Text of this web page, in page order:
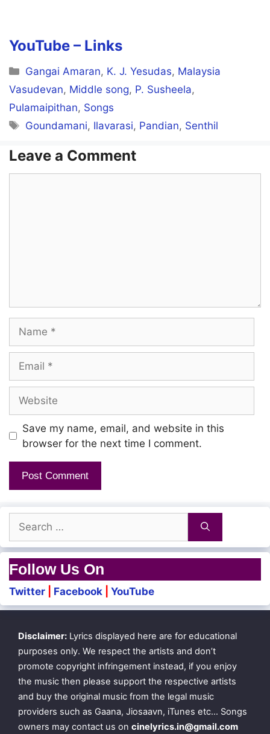
Haa Aa… Aa aa… Aa aa…
Poongaaththae…
Antha ponnukitta
Onnu solli vaa
Thaniyaa ava illaama
Manamo thunai illaama
Ingae vaaduthae!…
Kannith tamil mannukkeththaa
Aayiram jenmam naan eduththaalum
Onna vittu innoru pennai
Ullam yaerkkumaa!…
Nammai pirikkum sakthiyae
Ingu engum illa
Kaaththa pudichchu kayila
Kattukkaaval meeri
Aaval ooduthae!…
Poongaaththae…
YouTube – Links
Categories
Gangai Amaran, K. J. Yesudas, Malaysia
Vasudevan, Middle song, P. Susheela,
Pulamaipithan, Songs
Tags
Goundamani, Ilavarasi, Pandian, Senthil
Leave a Comment
Save my name, email, and website in this
browser for the next time I comment.
for:
Follow Us On
Twitter Facebook YouTube
Disclaimer: Lyrics displayed here are for educational
purposes only. We respect the artists and don’t
promote copyright infringement instead, if you enjoy
the music then please support the respective artists
and buy the original music from the legal music
providers such as Gaana, Jiosaavn, iTunes etc… Songs
owners may contact us on cinelyrics.in@gmail.com